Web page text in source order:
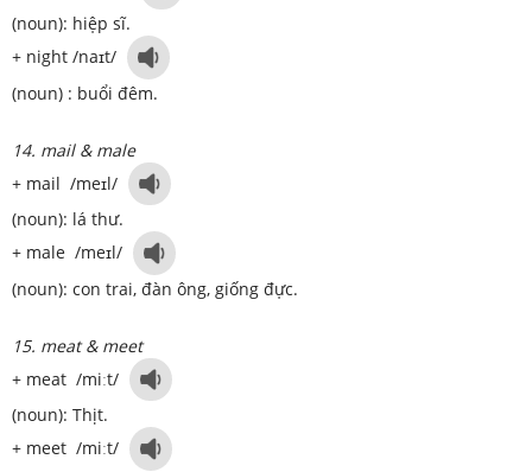
(noun): hiệp sĩ.
+ night /naɪt/
(noun) : buổi đêm.
14. mail & male
+ mail /meɪl/
(noun): lá thư.
+ male /meɪl/
(noun): con trai, đàn ông, giống đực.
15. meat & meet
+ meat /miːt/
(noun): Thịt.
+ meet /miːt/